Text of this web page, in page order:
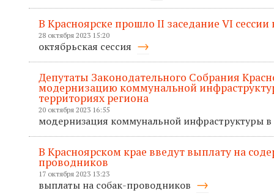
В Красноярске прошло II заседание VI сессии
28 октября 2023 15:20
октябрьская сессия
Депутаты Законодательного Собрания
модернизацию коммунальной
территориях региона
20 октября 2023 16:55
модернизация коммунальной инфраструктуры в
В Красноярском крае введут выплату на
проводников
17 октября 2023 13:23
выплаты на собак-проводников